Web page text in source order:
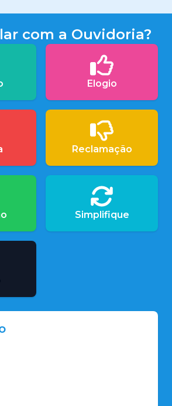
com a Ouvidoria?
Elogio
Reclamação
Simplifique